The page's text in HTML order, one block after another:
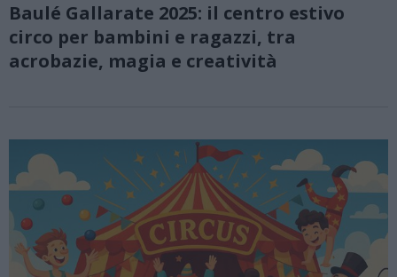
Baulé Gallarate 2025: il centro estivo
circo per bambini e ragazzi, tra
acrobazie, magia e creatività